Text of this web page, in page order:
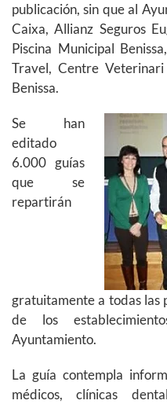
publicación, sin que al
Caixa, Allianz Seguros
Piscina Municipal
Travel, Centre
Benissa.
Se han
editado
6.000 guías
que se
repartirán
gratuitamente a todas las
de los
Ayuntamiento.
La guía contempla
médicos, clínicas